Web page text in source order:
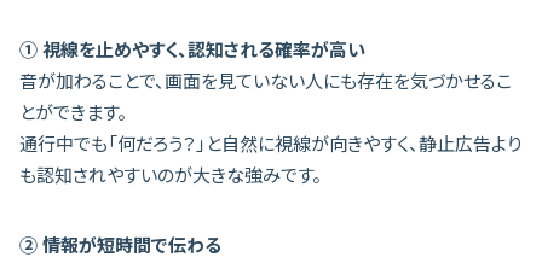
① 視線を止めやすく、認知される確率が高い
音が加わることで、画面を見ていない人にも存在を気づかせるこ
とができます。
通行中でも「何だろう？」と自然に視線が向きやすく、静止広告より
も認知されやすいのが大きな強みです。
② 情報が短時間で伝わる